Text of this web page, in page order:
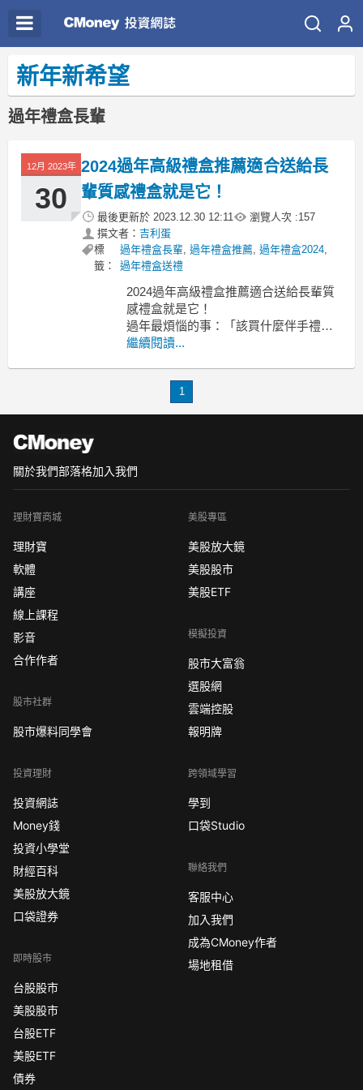
新年新希望
過年禮盒長輩
12月 2023年
30
2024過年高級禮盒推薦適合送給長
輩質感禮盒就是它！
最後更新於 2023.12.30 12:11 瀏覽人次 :157
撰文者： 吉利蛋
標
籤：
過年禮盒長輩, 過年禮盒推薦, 過年禮盒2024,
過年禮盒送禮
2024過年高級禮盒推薦適合送給長輩質
感禮盒就是它！
過年最煩惱的事：「該買什麼伴手禮好
啊？」高級禮盒推薦
價禮盒推薦 高級禮盒包裝 300元禮盒推
繼續閱讀...
1
關於我們部落格加入我們
理財寶商城
理財寶
軟體
講座
線上課程
影音
合作作者
股市社群
股市爆料同學會
投資理財
投資網誌
Money錢
投資小學堂
財經百科
美股放大鏡
口袋證券
即時股市
台股股市
美股股市
台股ETF
美股ETF
債券
美股專區
美股放大鏡
美股股市
美股ETF
模擬投資
股市大富翁
選股網
雲端控股
報明牌
跨領域學習
學到
口袋Studio
聯絡我們
客服中心
加入我們
成為CMoney作者
場地租借